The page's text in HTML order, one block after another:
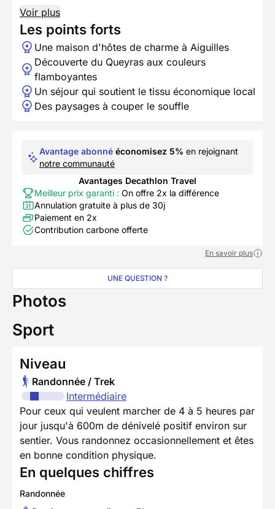
Voir plus
Les points forts
Une maison d'hôtes de charme à Aiguilles
Découverte du Queyras aux couleurs
flamboyantes
Un séjour qui soutient le tissu économique local
Des paysages à couper le souffle
Avantage abonné économisez 5% en rejoignant
notre communauté
Avantages Decathlon Travel
Meilleur prix garanti : On offre 2x la différence
Annulation gratuite à plus de 30j
Paiement en 2x
Contribution carbone offerte
En savoir plus
UNE QUESTION ?
Photos
Sport
Niveau
Randonnée / Trek
Intermédiaire
Pour ceux qui veulent marcher de 4 à 5 heures par
jour jusqu'à 600m de dénivelé positif environ sur
sentier. Vous randonnez occasionnellement et êtes
en bonne condition physique.
En quelques chiffres
Randonnée